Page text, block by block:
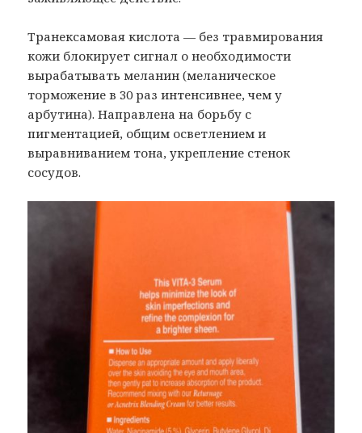
Транексамовая кислота — без травмирования
кожи блокирует сигнал о необходимости
вырабатывать меланин (меланическое
торможение в 30 раз интенсивнее, чем у
арбутина). Направлена на борьбу с
пигментацией, общим осветлением и
выравниванием тона, укрепление стенок
сосудов.